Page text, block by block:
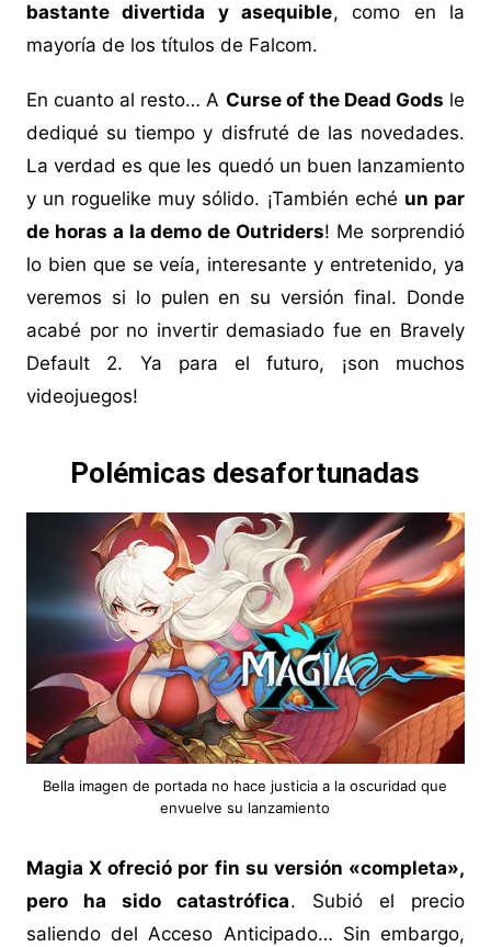
bastante divertida y asequible, como en la
mayoría de los títulos de Falcom.
En cuanto al resto… A Curse of the Dead Gods le
dediqué su tiempo y disfruté de las novedades.
La verdad es que les quedó un buen lanzamiento
y un roguelike muy sólido. ¡También eché un par
de horas a la demo de Outriders! Me sorprendió
lo bien que se veía, interesante y entretenido, ya
veremos si lo pulen en su versión final. Donde
acabé por no invertir demasiado fue en Bravely
Default 2. Ya para el futuro, ¡son muchos
videojuegos!
Polémicas desafortunadas
Bella imagen de portada no hace justicia a la oscuridad que
envuelve su lanzamiento
Magia X ofreció por fin su versión «completa»,
pero ha sido catastrófica. Subió el precio
saliendo del Acceso Anticipado… Sin embargo,